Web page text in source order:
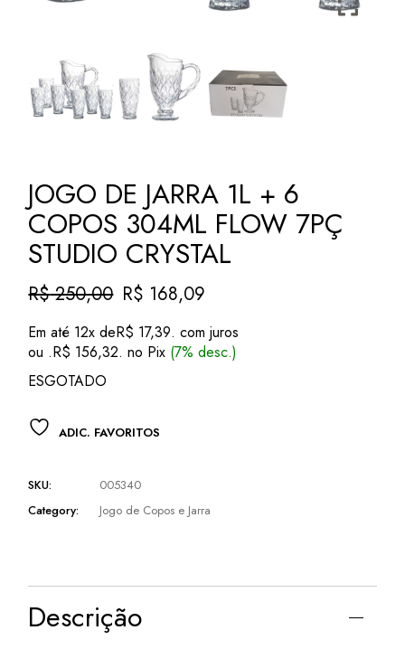
JOGO DE JARRA 1L + 6
COPOS 304ML FLOW 7PÇ
STUDIO CRYSTAL
R$250,00
O
preço
original
era:
R$ 250,00.
R$ 168,09
O
preço
atual
é:
R$ 168,09.
Em até 12x deR$ 17,39. com juros
ou .R$ 156,32. no Pix (7% desc.)
ESGOTADO
ADIC. FAVORITOS
SKU:
005340
Category:
Jogo de Copos e Jarra
Descrição